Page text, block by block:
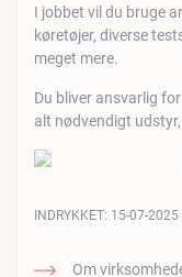
I jobbet vil du bruge
køretøjer, diverse
meget mere.
Du bliver ansvarlig
alt nødvendigt
Om
INDRYKKET: 15-07-2025